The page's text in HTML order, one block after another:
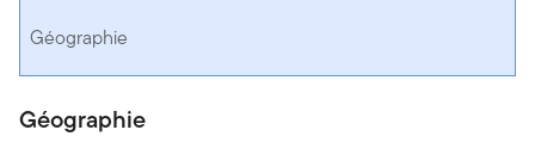
Géographie
Géographie